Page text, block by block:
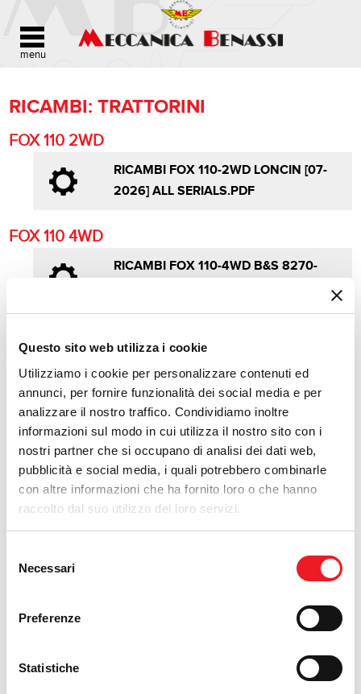
Questo sito web utilizza i cookie
Utilizziamo i cookie per personalizzare contenuti ed
annunci, per fornire funzionalità dei social media e per
analizzare il nostro traffico. Condividiamo inoltre
informazioni sul modo in cui utilizza il nostro sito con i
nostri partner che si occupano di analisi dei dati web,
pubblicità e social media, i quali potrebbero combinarle
con altre informazioni che ha fornito loro o che hanno
raccolto dal suo utilizzo dei loro servizi.
delNecessari
Preferenze
Statistiche
RICAMBI: TRATTORINI
FOX 110 2WD
RICAMBI FOX 110-2WD LONCIN [07-
2026] ALL SERIALS.PDF
FOX 110 4WD
RICAMBI FOX 110-4WD B&S 8270-
VANGUARD [07-2026] ALL
SERIALS.PDF
FOX 95 2WD
RICAMBI FOX 95-2WD B&S 7220
[07-2026] ALL SERIALS.PDF
RICAMBI FOX 95-2WD LONCIN [07-
2026] ALL SERIALS.PDF
FOX 95 4WD
RICAMBI FOX 95-4WD BRIGGS &
RICAMBI FOX 95-4WD LONCIN [07-